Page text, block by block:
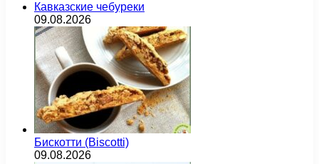
Кавказские чебуреки
09.08.2026
Бискотти (Biscotti)
09.08.2026